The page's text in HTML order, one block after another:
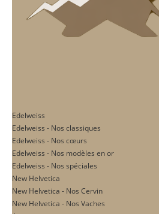
Edelweiss
Edelweiss - Nos classiques
Edelweiss - Nos cœurs
Edelweiss - Nos modèles en or
Edelweiss - Nos spéciales
New Helvetica
New Helvetica - Nos Cervin
New Helvetica - Nos Vaches